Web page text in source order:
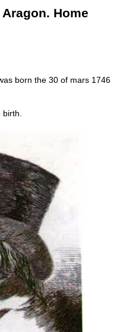
Home
born the 30 of mars 1746
birth.